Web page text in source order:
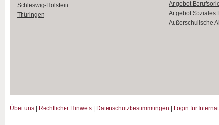
Schleswig-Holstein
Thüringen
Angebot
Angebot Soziales
Außerschulische
Über uns Rechtlicher Hinweis Datenschutzbestimmungen Login für